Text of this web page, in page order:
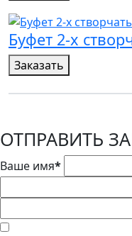
Буфет 2-х
Заказать
ОТПРАВИТЬ
Ваше имя*